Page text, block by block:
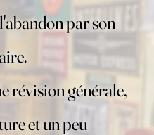
par son
révision générale,
et un peu